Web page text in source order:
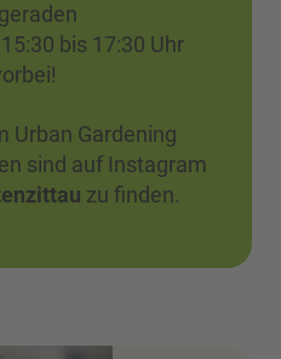
bis 17:30 Uhr
Urban Gardening
sind auf Instagram
zu finden.